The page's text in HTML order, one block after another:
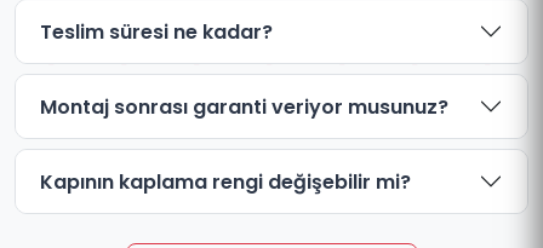
Teslim süresi ne kadar?
Montaj sonrası garanti veriyor musunuz?
Kapının kaplama rengi değişebilir mi?